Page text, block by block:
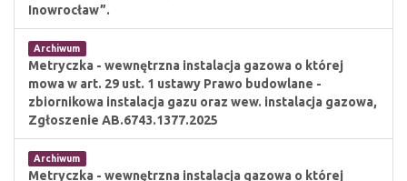
Inowrocław”.
Archiwum
Metryczka - wewnętrzna instalacja gazowa o której
mowa w art. 29 ust. 1 ustawy Prawo budowlane -
zbiornikowa instalacja gazu oraz wew. instalacja gazowa,
Zgłoszenie AB.6743.1377.2025
Archiwum
Metryczka - wewnętrzna instalacja gazowa o której